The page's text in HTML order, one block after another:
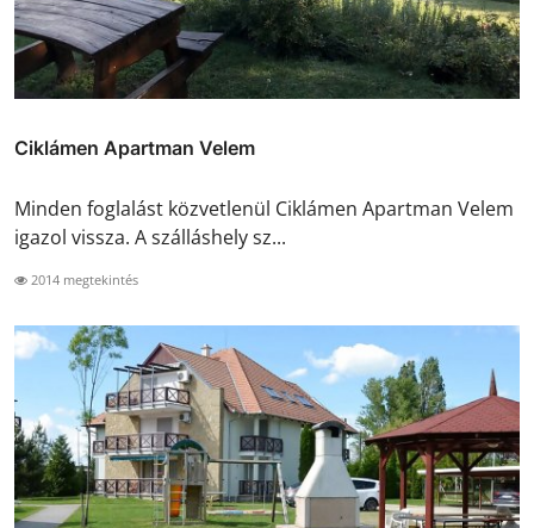
Ciklámen Apartman Velem
Minden foglalást közvetlenül Ciklámen Apartman Velem
igazol vissza. A szálláshely sz...
2014 megtekintés